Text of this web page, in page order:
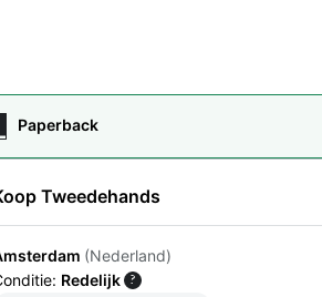
Paperback
Tweedehands
(Nederland)
Redelijk ?